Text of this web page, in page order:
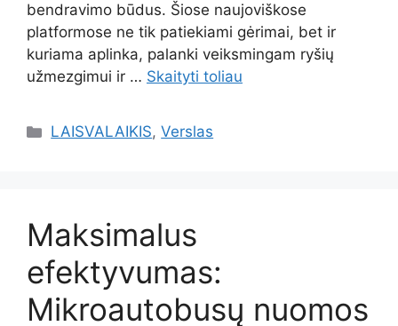
bendravimo būdus. Šiose naujoviškose
platformose ne tik patiekiami gėrimai, bet ir
kuriama aplinka, palanki veiksmingam ryšių
užmezgimui ir … Skaityti toliau
Kategorijos
LAISVALAIKIS,Verslas
Maksimalus
efektyvumas:
Mikroautobusų nuomos